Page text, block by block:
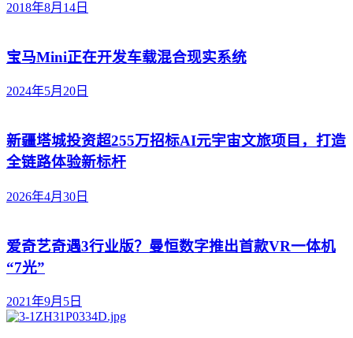
2018年8月14日
宝马Mini正在开发车载混合现实系统
2024年5月20日
新疆塔城投资超255万招标AI元宇宙文旅项目，打造
全链路体验新标杆
2026年4月30日
爱奇艺奇遇3行业版？曼恒数字推出首款VR一体机
“7光”
2021年9月5日